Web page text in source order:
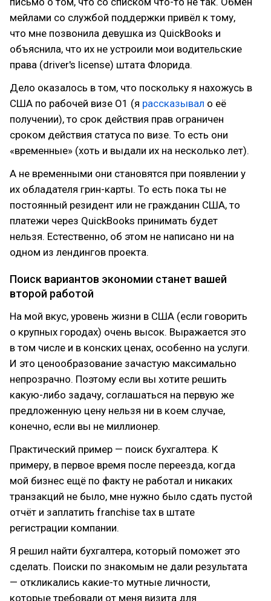
мейлами со службой поддержки привёл к тому,
что мне позвонила девушка из QuickBooks и
объяснила, что их не устроили мои водительские
права (driver's license) штата Флорида.
Дело оказалось в том, что поскольку я нахожусь в
США по рабочей визе О1 (я рассказывал о её
получении), то срок действия прав ограничен
сроком действия статуса по визе. То есть они
«временные» (хоть и выдали их на несколько лет).
А не временными они становятся при появлении у
их обладателя грин-карты. То есть пока ты не
постоянный резидент или не гражданин США, то
платежи через QuickBooks принимать будет
нельзя. Естественно, об этом не написано ни на
одном из лендингов проекта.
Поиск вариантов экономии станет вашей
второй работой
На мой вкус, уровень жизни в США (если говорить
о крупных городах) очень высок. Выражается это
в том числе и в конских ценах, особенно на услуги.
И это ценообразование зачастую максимально
непрозрачно. Поэтому если вы хотите решить
какую-либо задачу, соглашаться на первую же
предложенную цену нельзя ни в коем случае,
конечно, если вы не миллионер.
Практический пример — поиск бухгалтера. К
примеру, в первое время после переезда, когда
мой бизнес ещё по факту не работал и никаких
транзакций не было, мне нужно было сдать пустой
отчёт и заплатить franchise tax в штате
регистрации компании.
Я решил найти бухгалтера, который поможет это
сделать. Поиски по знакомым не дали результата
— откликались какие-то мутные личности,
которые требовали от меня визита для